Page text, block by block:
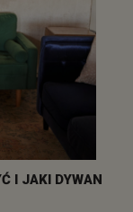
I JAKI DYWAN